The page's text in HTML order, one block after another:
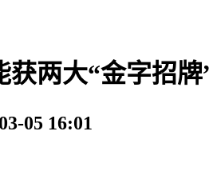
获两大“金字招牌
05 16:01